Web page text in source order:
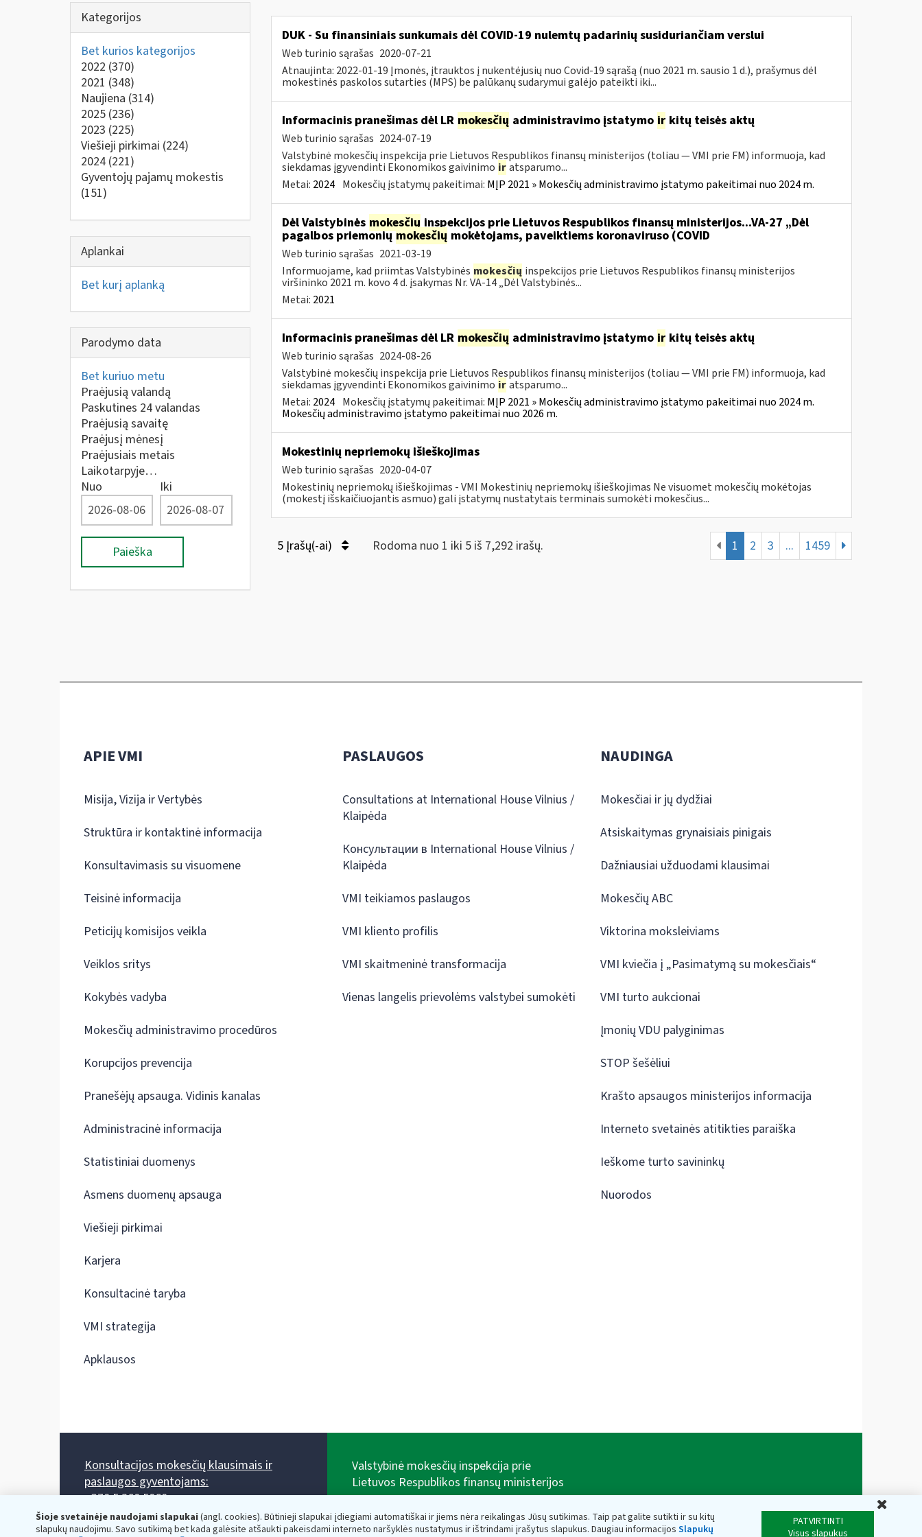
Kategorijos
Bet kurios kategorijos
2022 (370)
2021 (348)
Naujiena (314)
2025 (236)
2023 (225)
Viešieji pirkimai (224)
2024 (221)
Gyventojų pajamų mokestis
(151)
Aplankai
Bet kurį aplanką
Parodymo data
Bet kuriuo metu
Praėjusią valandą
Paskutines 24 valandas
Praėjusią savaitę
Praėjusį mėnesį
Praėjusiais metais
Laikotarpyje…
Nuo
Iki
Paieška
DUK - Su finansiniais sunkumais dėl COVID-19 nulemtų padarinių susiduriančiam verslui
Web turinio sąrašas 2020-07-21
Atnaujinta: 2022-01-19 Įmonės, įtrauktos į nukentėjusių nuo Covid-19 sąrašą (nuo 2021 m. sausio 1 d.), prašymus dėl
mokestinės paskolos sutarties (MPS) be palūkanų sudarymui galėjo pateikti iki...
Informacinis pranešimas dėl LR mokesčių administravimo įstatymo irkitų teisės aktų
Web turinio sąrašas 2024-07-19
Valstybinė mokesčių inspekcija prie Lietuvos Respublikos finansų ministerijos (toliau — VMI prie FM) informuoja, kad
siekdamas įgyvendinti Ekonomikos gaivinimo ir atsparumo...
Metai: 2024 Mokesčių įstatymų pakeitimai: MĮP 2021 » Mokesčių administravimo įstatymo pakeitimai nuo 2024 m.
Dėl Valstybinės mokesčiųinspekcijos prie Lietuvos Respublikos finansų ministerijos...VA-27 „Dėl
pagalbos priemoniųmokesčių mokėtojams, paveiktiems koronaviruso (COVID
Web turinio sąrašas 2021-03-19
Informuojame, kad priimtas Valstybinės mokesčių inspekcijos prie Lietuvos Respublikos finansų ministerijos
viršininko 2021 m. kovo 4 d. įsakymas Nr. VA-14 „Dėl Valstybinės...
Metai: 2021
Informacinis pranešimas dėl LR mokesčių administravimo įstatymo irkitų teisės aktų
Web turinio sąrašas 2024-08-26
Valstybinė mokesčių inspekcija prie Lietuvos Respublikos finansų ministerijos (toliau — VMI prie FM) informuoja, kad
siekdamas įgyvendinti Ekonomikos gaivinimo ir atsparumo...
Metai: 2024 Mokesčių įstatymų pakeitimai: MĮP 2021 » Mokesčių administravimo įstatymo pakeitimai nuo 2024 m.
Mokesčių administravimo įstatymo pakeitimai nuo 2026 m.
Mokestinių nepriemokų išieškojimas
Web turinio sąrašas 2020-04-07
Mokestinių nepriemokų išieškojimas - VMI Mokestinių nepriemokų išieškojimas Ne visuomet mokesčių mokėtojas
(mokestį išskaičiuojantis asmuo) gali įstatymų nustatytais terminais sumokėti mokesčius...
5 Įrašų(-ai) Rodoma nuo 1 iki 5 iš 7,292 irašų. 1 2 3 ... 1459
Šioje svetainėje naudojami slapukai(angl. cookies). Būtinieji slapukai įdiegiami automatiškai ir jiems nėra reikalingas Jūsų sutikimas. Taip pat galite sutikti ir su kitų
slapukų naudojimu. Savo sutikimą bet kada galėsite atšaukti pakeisdami interneto naršyklės nustatymus ir ištrindami įrašytus slapukus. Daugiau informacijos Slapukų
PATVIRTINTI
Visus slapukus
APIE VMI
Misija, Vizija ir Vertybės
Struktūra ir kontaktinė informacija
Konsultavimasis su visuomene
Teisinė informacija
Peticijų komisijos veikla
Veiklos sritys
Kokybės vadyba
Mokesčių administravimo procedūros
Korupcijos prevencija
Pranešėjų apsauga. Vidinis kanalas
Administracinė informacija
Statistiniai duomenys
Asmens duomenų apsauga
Viešieji pirkimai
Karjera
Konsultacinė taryba
VMI strategija
Apklausos
PASLAUGOS
Consultations at International House Vilnius /
Klaipėda
Консультации в International House Vilnius /
Klaipėda
VMI teikiamos paslaugos
VMI kliento profilis
VMI skaitmeninė transformacija
Vienas langelis prievolėms valstybei sumokėti
NAUDINGA
Mokesčiai ir jų dydžiai
Atsiskaitymas grynaisiais pinigais
Dažniausiai užduodami klausimai
Mokesčių ABC
Viktorina moksleiviams
VMI kviečia į „Pasimatymą su mokesčiais“
VMI turto aukcionai
Įmonių VDU palyginimas
STOP šešėliui
Krašto apsaugos ministerijos informacija
Interneto svetainės atitikties paraiška
Ieškome turto savininkų
Nuorodos
Konsultacijos mokesčių klausimais ir
paslaugos gyventojams:
+370 5 260 5060
Darbo laikas: I-IV 8.00-17.00, V 8.00-15.45.
Prieššventinę dieną - viena valanda trumpiau.
Valstybinė mokesčių inspekcija prie
Lietuvos Respublikos finansų ministerijos
adresas: Vasario 16-osios g. 14, 01107 Vilnius, Lietuva,
el.paštas:vmi@vmi.lt, E. pristatymo dėžutės adresas